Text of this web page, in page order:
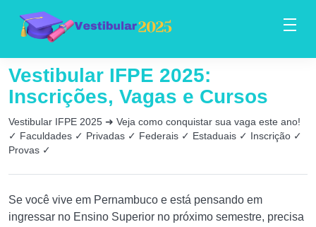
Vestibular IFPE 2025:
Inscrições, Vagas e Cursos
Vestibular IFPE 2025 ➜ Veja como conquistar sua vaga este ano!
✓ Faculdades ✓ Privadas ✓ Federais ✓ Estaduais ✓ Inscrição ✓
Provas ✓
Se você vive em Pernambuco e está pensando em
ingressar no Ensino Superior no próximo semestre, precisa